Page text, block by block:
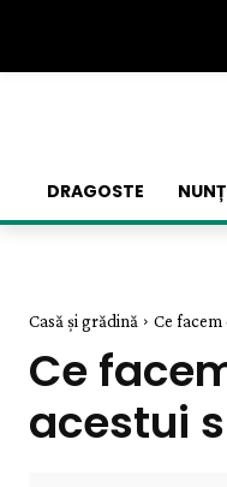
DRAGOSTE
Casă și grădină Ce
Ce
acestui